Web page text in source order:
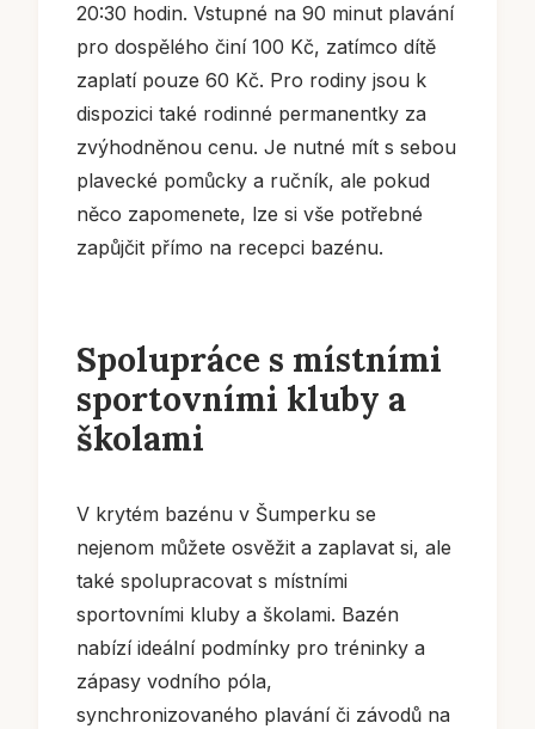
20:30 hodin. Vstupné na 90 minut plavání
pro dospělého činí 100 Kč, zatímco dítě
zaplatí pouze 60 Kč. Pro rodiny jsou k
dispozici také rodinné permanentky za
zvýhodněnou cenu. Je nutné mít s sebou
plavecké pomůcky a ručník, ale pokud
něco zapomenete, lze si vše potřebné
zapůjčit přímo na recepci bazénu.
Spolupráce s místními
sportovními kluby a
školami
V krytém bazénu v Šumperku se
nejenom můžete osvěžit a zaplavat si, ale
také spolupracovat s místními
sportovními kluby a školami. Bazén
nabízí ideální podmínky pro tréninky a
zápasy vodního póla,
synchronizovaného plavání či závodů na